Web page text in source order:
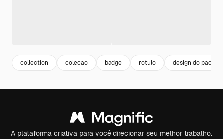
collection colecao badge rotulo design do pacote
A plataforma criativa para você direcionar seu melhor trabalho.